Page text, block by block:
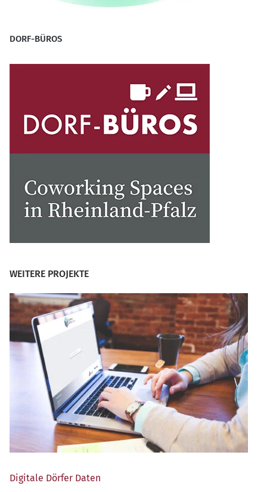
DORF-BÜROS
WEITERE PROJEKTE
Digi­ta­le Dör­fer Daten